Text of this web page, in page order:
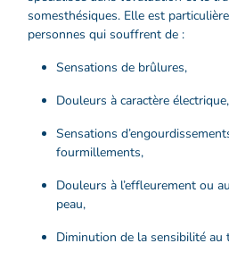
somesthésiques. Elle est
personnes qui souffrent de :
Sensations de brûlures,
Douleurs à caractère
Sensations
fourmillements,
Douleurs à l’effleurement ou
peau,
Diminution de la sensibilité au